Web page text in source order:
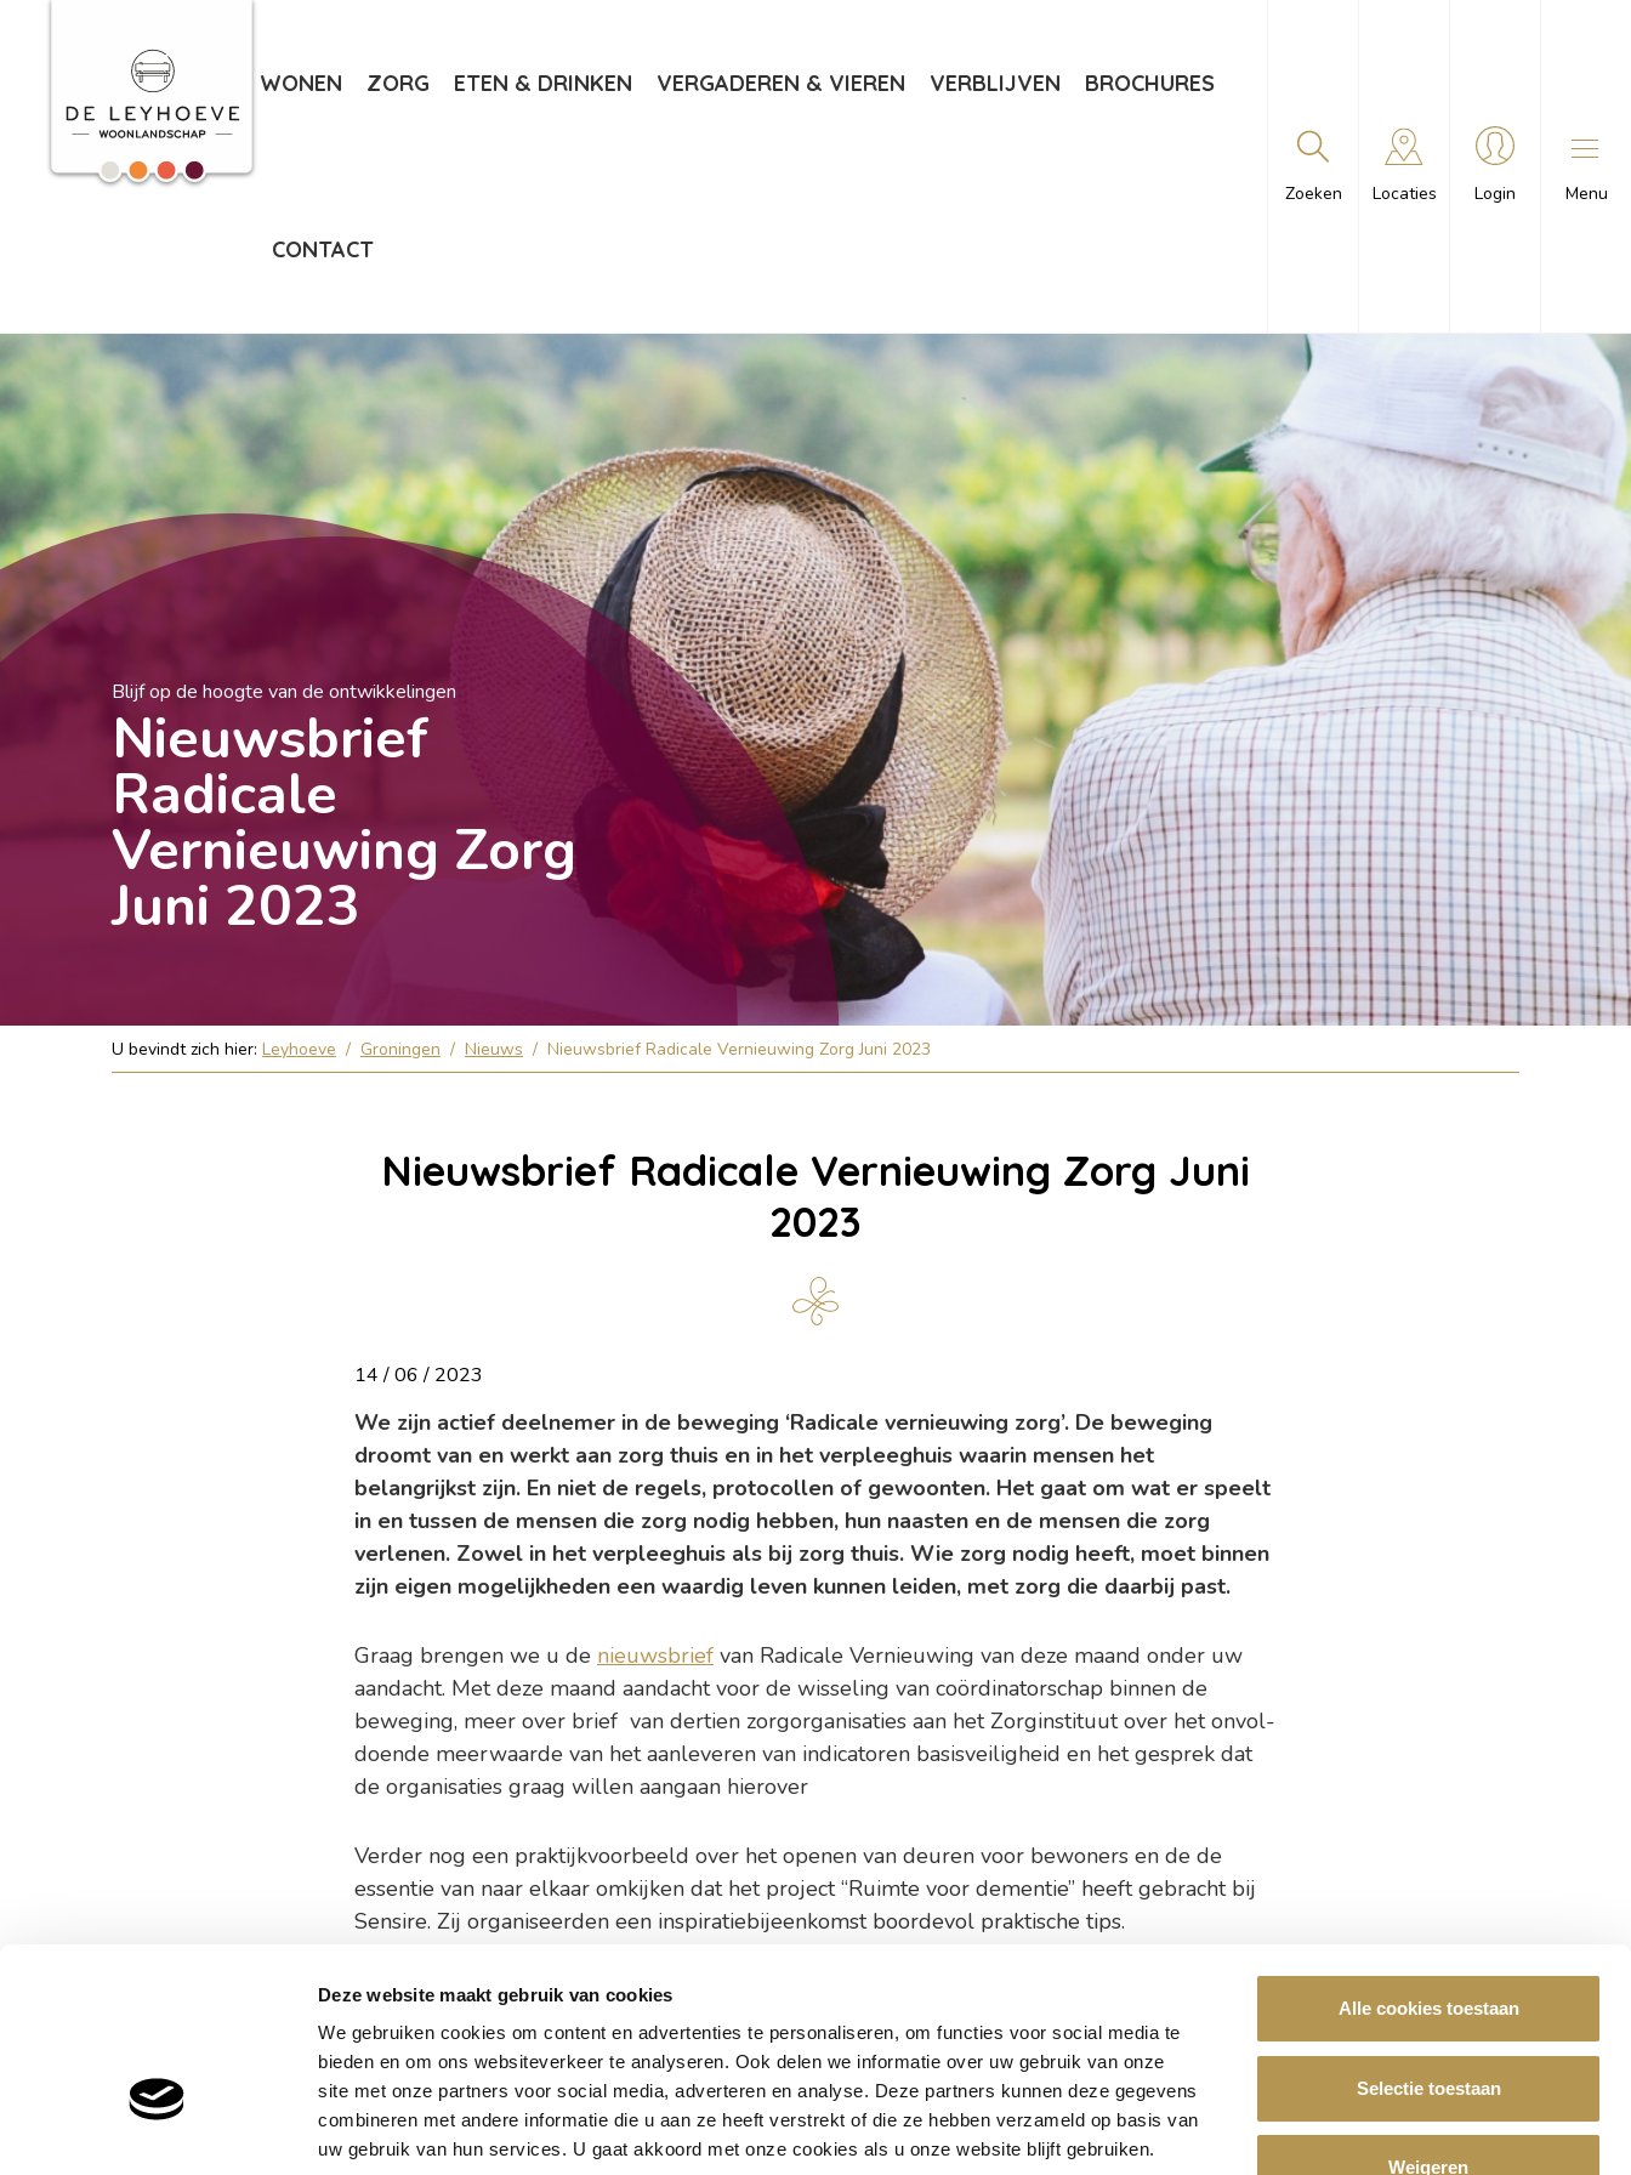
Deze website maakt gebruik van cookies
We gebruiken cookies om content en advertenties te personaliseren, om functies voor social media te
bieden en om ons websiteverkeer te analyseren. Ook delen we informatie over uw gebruik van onze
site met onze partners voor social media, adverteren en analyse. Deze partners kunnen deze gegevens
combineren met andere informatie die u aan ze heeft verstrekt of die ze hebben verzameld op basis van
uw gebruik van hun services. U gaat akkoord met onze cookies als u onze website blijft gebruiken.
Alle cookies toestaan
Selectie toestaan
Weigeren
WONEN ZORG ETEN & DRINKEN VERGADEREN & VIEREN VERBLIJVEN BROCHURES
CONTACT
Zoeken Locaties Login Menu
Blijf op de hoogte van de ontwikkelingen
Nieuwsbrief
Radicale
Vernieuwing Zorg
Juni 2023
U bevindt zich hier: Leyhoeve / Groningen / Nieuws / Nieuwsbrief Radicale Vernieuwing Zorg Juni 2023
Nieuwsbrief Radicale Vernieuwing Zorg Juni
2023
14 / 06 / 2023
We zijn actief deelnemer in de beweging ‘Radicale vernieuwing zorg’. De beweging
droomt van en werkt aan zorg thuis en in het verpleeghuis waarin mensen het
belangrijkst zijn. En niet de regels, protocollen of gewoonten. Het gaat om wat er speelt
in en tussen de mensen die zorg nodig hebben, hun naasten en de mensen die zorg
verlenen. Zowel in het verpleeghuis als bij zorg thuis. Wie zorg nodig heeft, moet binnen
zijn eigen mogelijkheden een waardig leven kunnen leiden, met zorg die daarbij past.
Graag brengen we u de nieuwsbrief van Radicale Vernieuwing van deze maand onder uw
aandacht. Met deze maand aandacht voor de wisseling van coördinatorschap binnen de
beweging, meer over brief van dertien zorgorganisaties aan het Zor­ginstituut over het onvol­
doende meerwaarde van het aanleveren van indicatoren basis­veilig­heid en het gesprek dat
de organisaties graag willen aangaan hierover
Verder nog een praktijkvoorbeeld over het openen van deuren voor bewoners en de de
essentie van naar elkaar omkijken dat het project “Ruimte voor dementie” heeft gebracht bij
Sensire. Zij organiseerden een inspiratiebijeenkomst boordevol praktische tips.
Woonlandschap de Leyhoeve Groningen
Helperpark 258-L | 9723 ZA Groningen
T
+31 (0)50 – 206 92 92
Werken bij De Leyhoeve?
Bekijk onze vacatures